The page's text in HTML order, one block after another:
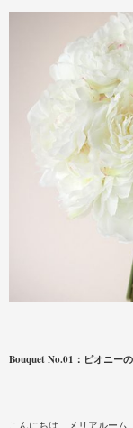
Bouquet No.01：ピオニー
こんにちは、メリアルー